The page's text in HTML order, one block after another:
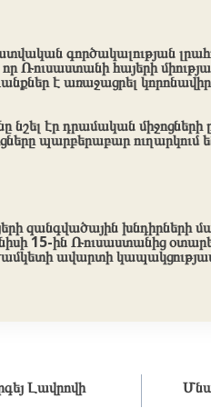
գործակալության
որ Ռուսաստանի հայերի
է առաջացրել
էր դրամական
պարբերաբար ուղարկում
զանգվածային խնդիրների
15-ին Ռուսաստանից
ավարտի
Լավրովի